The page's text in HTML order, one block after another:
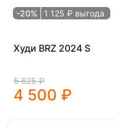
-20% 1 125 ₽ выгода
Худи BRZ 2024 S
5 625 ₽
4 500 ₽